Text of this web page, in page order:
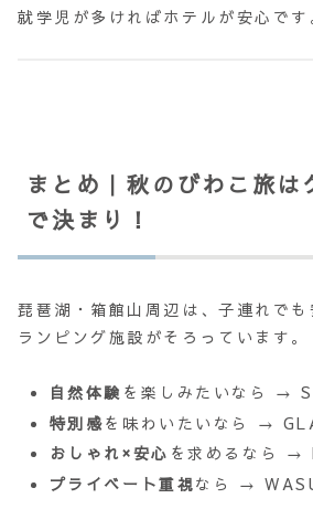
就学児が多ければホテルが安心です
まとめ｜秋のびわこ旅は
で決まり！
琵琶湖・箱館山周辺は、子連れで
ランピング施設がそろっています。
自然体験 を楽しみたいなら →
特別感を味わいたいなら →
おしゃれ×安心 を求めるなら →
プライベート重視なら →